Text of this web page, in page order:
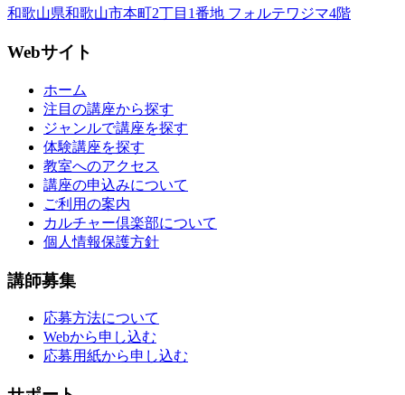
和歌山県和歌山市本町2丁目1番地 フォルテワジマ4階
Webサイト
ホーム
注目の講座から探す
ジャンルで講座を探す
体験講座を探す
教室へのアクセス
講座の申込みについて
ご利用の案内
カルチャー倶楽部について
個人情報保護方針
講師募集
応募方法について
Webから申し込む
応募用紙から申し込む